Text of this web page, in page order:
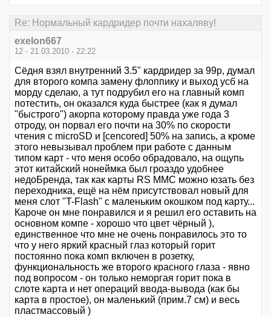
Re: Нормальный кардридер почти нахаляву!
exelon667
12 - 21.03.2010 - 22:22
Сёдня взял внутренний 3.5" кардридер за 99р, думал
для второго компа замену флоппику и выход усб на
морду сделаю, а тут подрубил его на главный комп
потестить, он оказался куда быстрее (как я думал
"быстрого") акорпа которому правда уже года 3
отроду, он порвал его почти на 30% по скорости
чтения с microSD и [cencored] 50% на запись, а кроме
этого невызывал проблем при работе с данным
типом карт - что меня особо обрадовало, на ощупь
этот китайский нонеймка был гроаздо удобнее
недоБренда, так как карты RS MMC можно юзать без
переходника, ещё на нём присутствовал новый для
меня слот "T-Flash" с маленьким окошком под карту...
Кароче он мне понравился и я решил его оставить на
основном компе - хорошо что цвет чёрный ),
единственное что мне не очень понравилось это то
что у него яркий красный глаз который горит
постоянно пока комп включен в розетку,
функциональность же второго красного глаза - явно
под вопросом - он только неморгая горит пока в
слоте карта и нет операций ввода-вывода (как бы
карта в простое), он маленький (прим.7 см) и весь
пластмассовый )